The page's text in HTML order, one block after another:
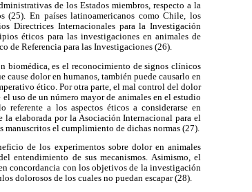
de los Estados miembros, respecto a la
(25). En países latinoamericanos como Chile, los
Directrices Internacionales para la Investigación
éticos para las investigaciones en animales de
de Referencia para las Investigaciones (26).
biomédica, es el reconocimiento de signos clínicos
dolor en humanos, también puede causarlo en
ético. Por otra parte, el mal control del dolor
uso de un número mayor de animales en el estudio
a los aspectos éticos a considerarse en
la elaborada por la Asociación Internacional para el
manuscritos el cumplimiento de dichas normas (27).
de los experimentos sobre dolor en animales
entendimiento de sus mecanismos. Asimismo, el
concordancia con los objetivos de la investigación
dolorosos de los cuales no puedan escapar (28).